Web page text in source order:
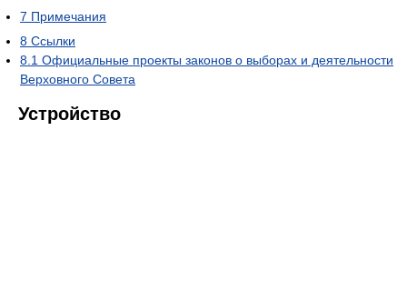
7 Примечания
8 Ссылки
8.1 Официальные проекты законов о выборах и деятельности
Верховного Совета
Устройство